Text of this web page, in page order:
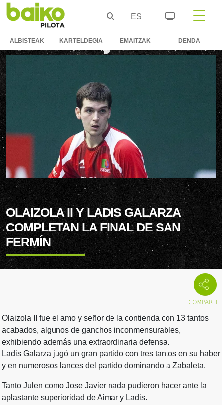
ES
ALBISTEAK KARTELDEGIA EMAITZAK DENDA
OLAIZOLA II Y LADIS GALARZA
COMPLETAN LA FINAL DE SAN
FERMÍN
Olaizola II fue el amo y señor de la contienda con 13 tantos
acabados, algunos de ganchos inconmensurables,
exhibiendo además una extraordinaria defensa.
Ladis Galarza jugó un gran partido con tres tantos en su haber
y en numerosos lances del partido dominando a Zabaleta.
Tanto Julen como Jose Javier nada pudieron hacer ante la
aplastante superioridad de Aimar y Ladis.